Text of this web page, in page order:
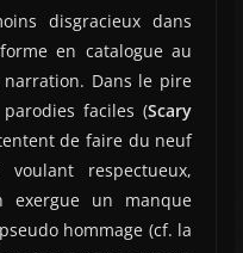
disgracieux dans
en catalogue au
Dans le pire
faciles (Scary
de faire du neuf
respectueux,
exergue un manque
hommage (cf. la